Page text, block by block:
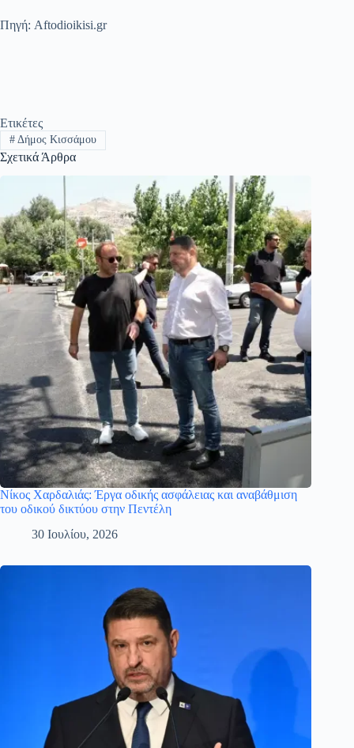
Πηγή: Aftodioikisi.gr
Ετικέτες
#Δήμος Κισσάμου
Σχετικά Άρθρα
Νίκος Χαρδαλιάς: Έργα οδικής ασφάλειας και αναβάθμιση
του οδικού δικτύου στην Πεντέλη
30 Ιουλίου, 2026